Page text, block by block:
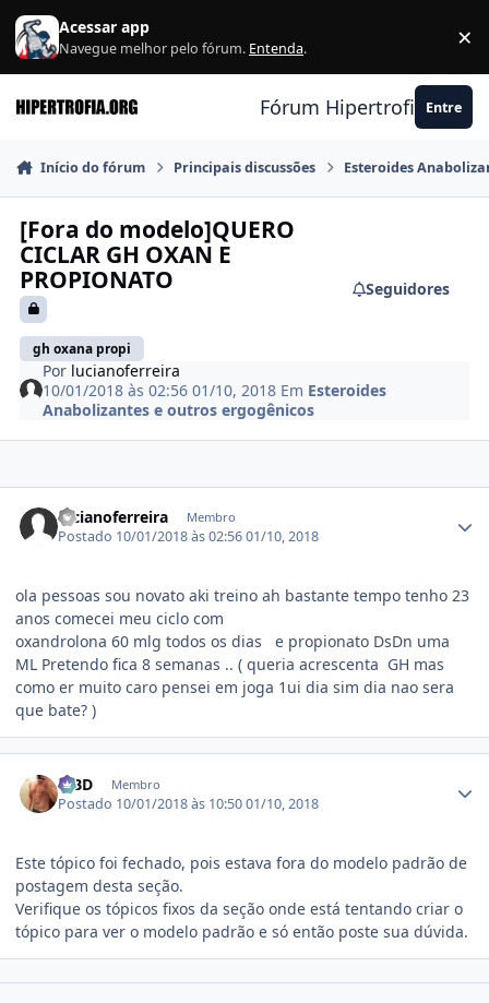
Ir para conteúdo
Acessar app
Navegue melhor pelo fórum. Entenda. ×
Fórum Hipertrofia.org
Entre
Início do fórum Principais discussões Esteroides
[Fora do modelo]QUERO
CICLAR GH OXAN E
PROPIONATO
gh oxana propi
Seguidores
Por lucianoferreira
10/01/2018 às 02:5601/10, 2018 Em Esteroides
Anabolizantes e outros ergogênicos
lucianoferreira Membro
Postado 10/01/2018 às 02:5601/10, 2018
ola pessoas sou novato aki treino ah bastante tempo tenho 23
anos comecei meu ciclo com
oxandrolona 60 mlg todos os dias e propionato DsDn uma
ML Pretendo fica 8 semanas .. ( queria acrescenta GH mas
como er muito caro pensei em joga 1ui dia sim dia nao sera
que bate? )
MBD Membro
Postado 10/01/2018 às 10:5001/10, 2018
Este tópico foi fechado, pois estava fora do modelo padrão de
postagem desta seção.
Verifique os tópicos fixos da seção onde está tentando criar o
tópico para ver o modelo padrão e só então poste sua dúvida.